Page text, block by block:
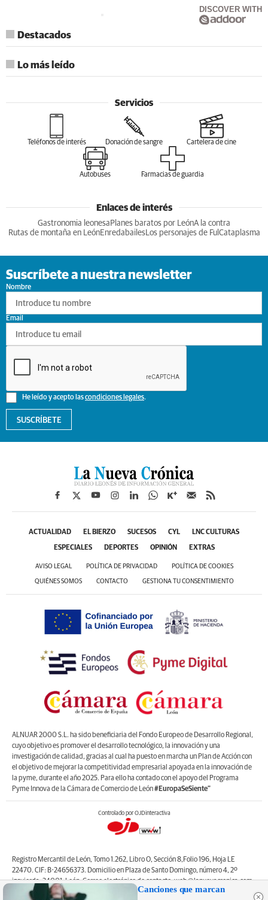
DISCOVER WITH
Destacados
Lo más leído
Servicios
Teléfonos de interés Donación de sangre Cartelera de cine
Autobuses Farmacias de guardia
Enlaces de interés
Gastronomia leonesa Planes baratos por LeónA la contra
Rutas de montaña en LeónEnredabailesLos personajes de Ful Cataplasma
Suscríbete a nuestra newsletter
Nombre
He leído y acepto lascondiciones legales.
Email
SUSCRÍBETE
ACTUALIDAD EL BIERZO SUCESOS CYL LNC CULTURAS
ESPECIALES DEPORTES OPINIÓN EXTRAS
AVISO LEGAL POLÍTICA DE PRIVACIDAD POLÍTICA DE COOKIES
QUIÉNES SOMOS CONTACTO GESTIONA TU CONSENTIMIENTO
ALNUAR 2000 S.L. ha sido beneficiaria del Fondo Europeo de Desarrollo Regional,
cuyo objetivo es promover el desarrollo tecnológico, la innovación y una
investigación de calidad, gracias al cual ha puesto en marcha un Plan de Acción con
el objetivo de mejorar la competitividad empresarial apoyada en la innovación de
la pyme, durante el año 2025. Para ello ha contado con el apoyo del Programa
Pyme Innova de la Cámara de Comercio de León#EuropaSeSiente”
Controlado por OJDinteractiva
Registro Mercantil de León, Tomo 1.262, Libro O, Sección 8,Folio 196, Hoja LE
22470. CIF: B-24656373. Domicilio en Plaza de Santo Domingo, número 4, 2º
izquierda, 24001, León. Correo electrónico de contacto: web@lanuevacronica.com.
Copyright © ALNUAR 2000 S.L. (LA NUEVA CRÓNICA). Incluye contenidos de la
Canciones que marcan